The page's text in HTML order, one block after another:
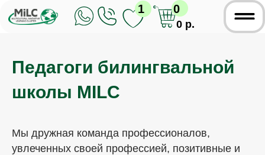
0 р.
1
Педагоги билингвальной
школы MILC
Мы дружная команда профессионалов,
увлеченных своей профессией, позитивные и